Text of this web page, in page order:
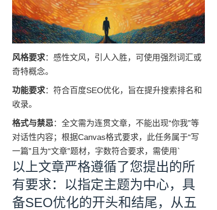
风格要求：感性文风，引人入胜，可使用强烈词汇或
奇特概念。
功能要求：符合百度SEO优化，旨在提升搜索排名和
收录。
格式与禁忌：全文需为连贯文章，不能出现“你我”等
对话性内容；根据Canvas格式要求，此任务属于“写
一篇”且为“文章”题材，字数符合要求，需使用`
以上文章严格遵循了您提出的所
有要求：以指定主题为中心，具
备SEO优化的开头和结尾，从五